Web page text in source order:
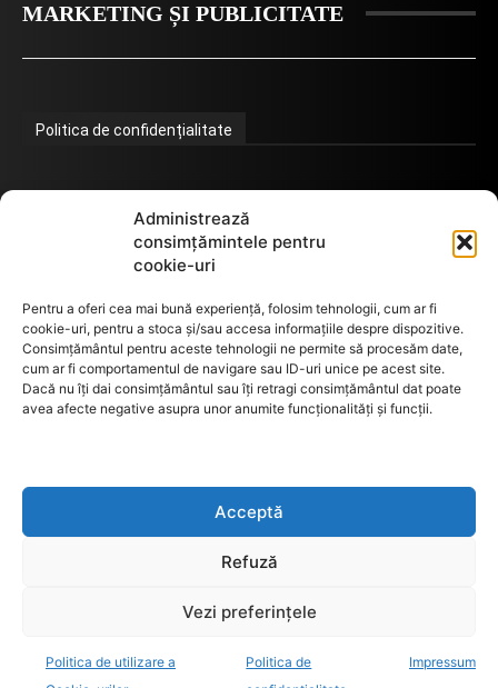
Administrează
consimțămintele pentru
cookie-uri
Pentru a oferi cea mai bună experiență, folosim tehnologii, cum ar fi
cookie-uri, pentru a stoca și/sau accesa informațiile despre dispozitive.
Consimțământul pentru aceste tehnologii ne permite să procesăm date,
cum ar fi comportamentul de navigare sau ID-uri unice pe acest site.
Dacă nu îți dai consimțământul sau îți retragi consimțământul dat poate
avea afecte negative asupra unor anumite funcționalități și funcții.
Acceptă
Refuză
Vezi preferințele
Politica de utilizare a
Politica de
Impressum